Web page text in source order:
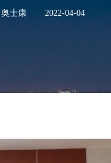
士康 2022-04-04